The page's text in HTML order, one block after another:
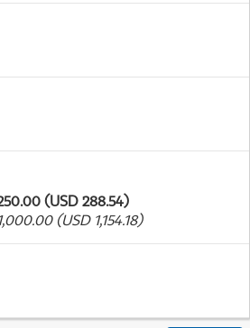
(USD 288.54)
(USD 1,154.18)